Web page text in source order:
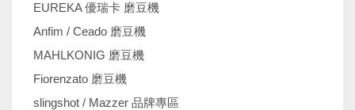
EUREKA 優瑞卡 磨豆機
Anfim / Ceado 磨豆機
MAHLKONIG 磨豆機
Fiorenzato 磨豆機
slingshot / Mazzer 品牌專區